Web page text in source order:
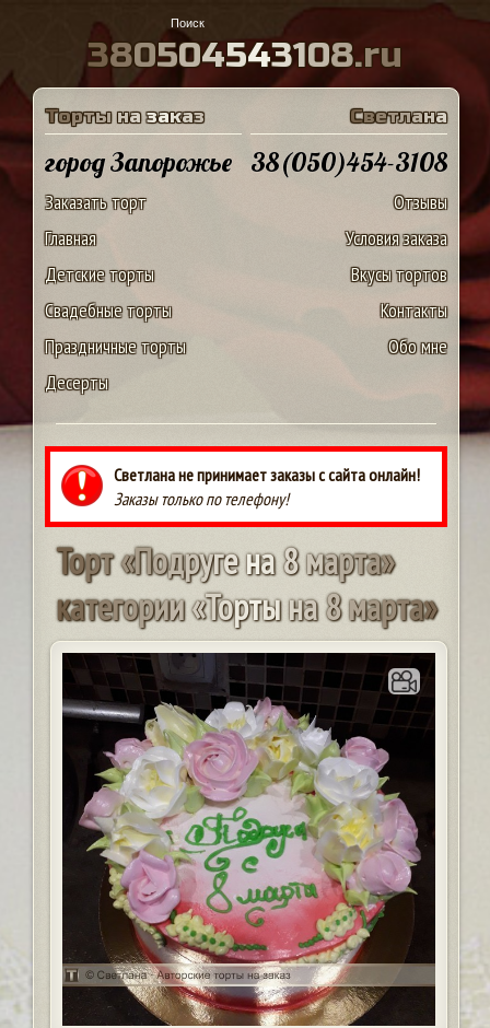
380504543108.ru
Торты на заказ
город Запорожье
Заказать торт
Главная
Детские торты
Свадебные торты
Праздничные торты
Десерты
Светлана
38(050)454-3108
Отзывы
Условия заказа
Вкусы тортов
Контакты
Обо мне
Светлана не принимает заказы с сайта онлайн!
Заказы только по телефону!
Торт«Подругена8марта»
категории«Тортына8марта»